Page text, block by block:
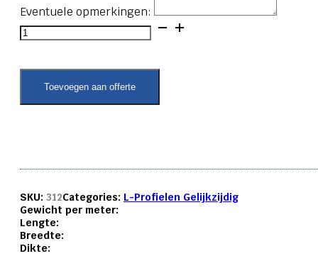
Eventuele opmerkingen:
L-
profiel
-
35x35x4
aantal
Toevoegen aan offerte
SKU: 312Categories: L-Profielen Gelijkzijdig
Gewicht per meter:
Lengte:
Breedte:
Dikte: